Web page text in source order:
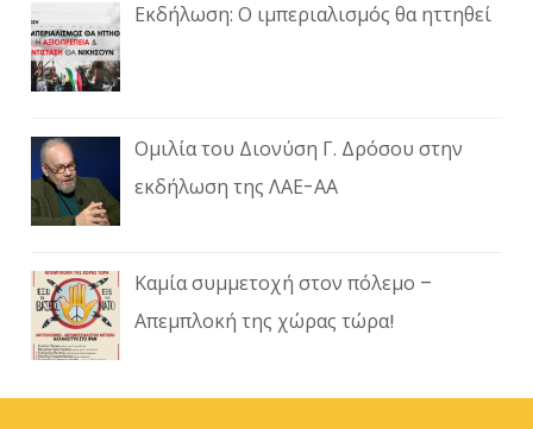
Εκδήλωση: Ο ιμπεριαλισμός θα ηττηθεί
Ομιλία του Διονύση Γ. Δρόσου στην
εκδήλωση της ΛΑΕ-ΑΑ
Καμία συμμετοχή στον πόλεμο –
Απεμπλοκή της χώρας τώρα!